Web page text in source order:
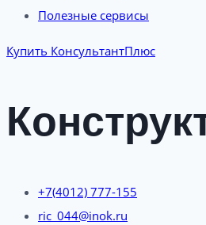
Полезные сервисы
Купить КонсультантПлюс
+7(4012) 777-155
ric_044@inok.ru